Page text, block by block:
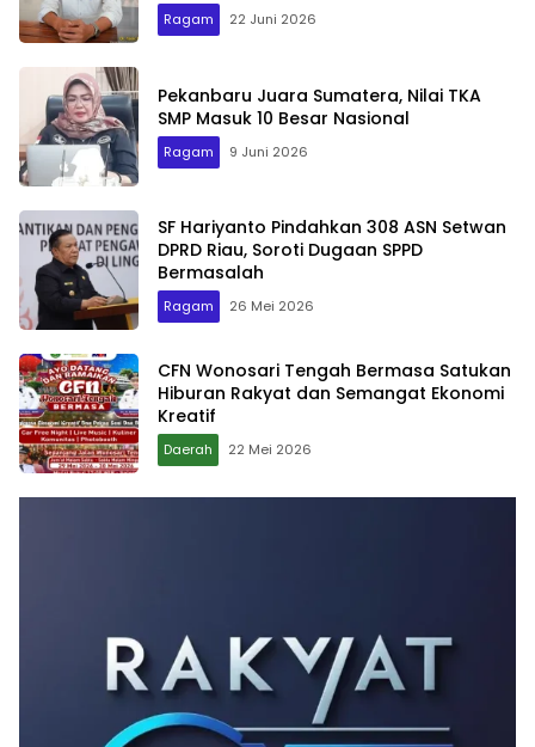
Ragam 22 Juni 2026
Pekanbaru Juara Sumatera, Nilai TKA
SMP Masuk 10 Besar Nasional
Ragam 9 Juni 2026
SF Hariyanto Pindahkan 308 ASN Setwan
DPRD Riau, Soroti Dugaan SPPD
Bermasalah
Ragam 26 Mei 2026
CFN Wonosari Tengah Bermasa Satukan
Hiburan Rakyat dan Semangat Ekonomi
Kreatif
Daerah 22 Mei 2026